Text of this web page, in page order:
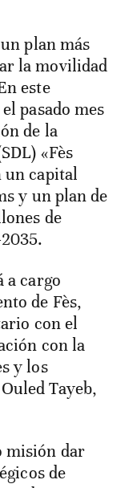
plan más
la movilidad
este
pasado mes
de la
«Fès
un capital
y un plan de
de
a cargo
de Fès,
con el
con la
y los
Tayeb,
misión dar
de